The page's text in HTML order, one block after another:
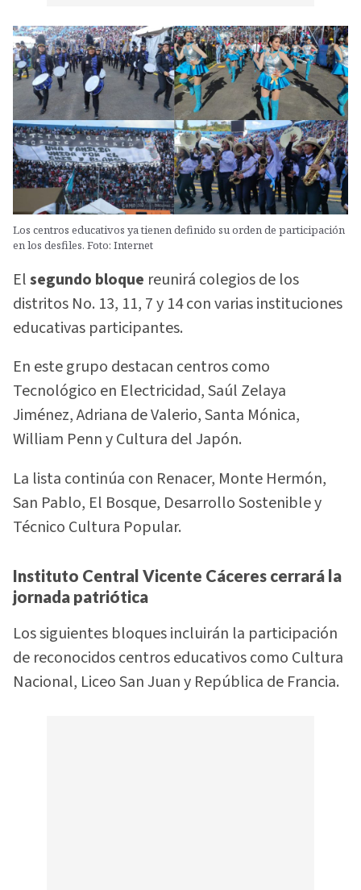
Los centros educativos ya tienen definido su orden de participación
en los desfiles. Foto: Internet
Elsegundo bloque reunirá colegios de los
distritos No. 13, 11, 7 y 14 con varias instituciones
educativas participantes.
En este grupo destacan centros como
Tecnológico en Electricidad, Saúl Zelaya
Jiménez, Adriana de Valerio, Santa Mónica,
William Penn y Cultura del Japón.
La lista continúa con Renacer, Monte Hermón,
San Pablo, El Bosque, Desarrollo Sostenible y
Técnico Cultura Popular.
Instituto Central Vicente Cáceres cerrará la
jornada patriótica
Los siguientes bloques incluirán la participación
de reconocidos centros educativos como Cultura
Nacional, Liceo San Juan y República de Francia.